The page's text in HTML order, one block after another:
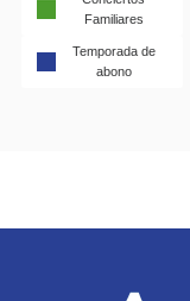
Familiares
Temporada de
abono